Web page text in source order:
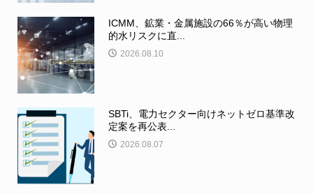
ICMM、鉱業・金属施設の66％が高い物理
的水リスクに直...
2026.08.10
SBTi、電力セクター向けネットゼロ基準改
定案を再公表...
2026.08.07